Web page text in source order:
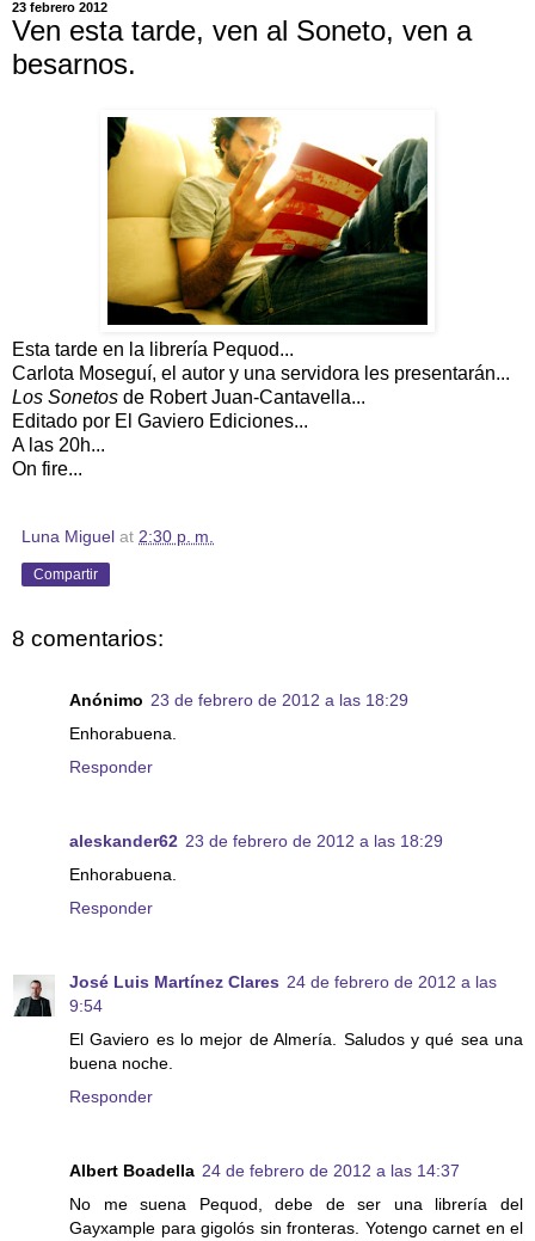
23 febrero 2012
Ven esta tarde, ven al Soneto, ven a
besarnos.
Esta tarde en la librería Pequod...
Carlota Moseguí, el autor y una servidora les presentarán...
Los Sonetos de Robert Juan-Cantavella...
Editado por El Gaviero Ediciones...
A las 20h...
On fire...
Luna Miguel at 2:30 p. m.
Compartir
8 comentarios:
Anónimo 23 de febrero de 2012 a las 18:29
Enhorabuena.
Responder
aleskander62 23 de febrero de 2012 a las 18:29
Enhorabuena.
Responder
José Luis Martínez Clares 24 de febrero de 2012 a las
9:54
El Gaviero es lo mejor de Almería. Saludos y qué sea una
buena noche.
Responder
Albert Boadella 24 de febrero de 2012 a las 14:37
No me suena Pequod, debe de ser una librería del
Gayxample para gigolós sin fronteras. Yotengo carnet en el